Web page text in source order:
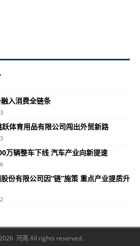
入消费全链条
体育用品有限公司闯出外贸新路
万辆整车下线 汽车产业向新提速
份有限公司因“链”施策 重点产业提质升
河南 All rights reserved.